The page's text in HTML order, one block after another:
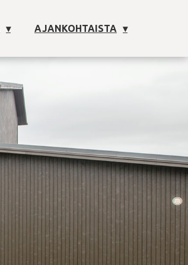
AJANKOHTAISTA